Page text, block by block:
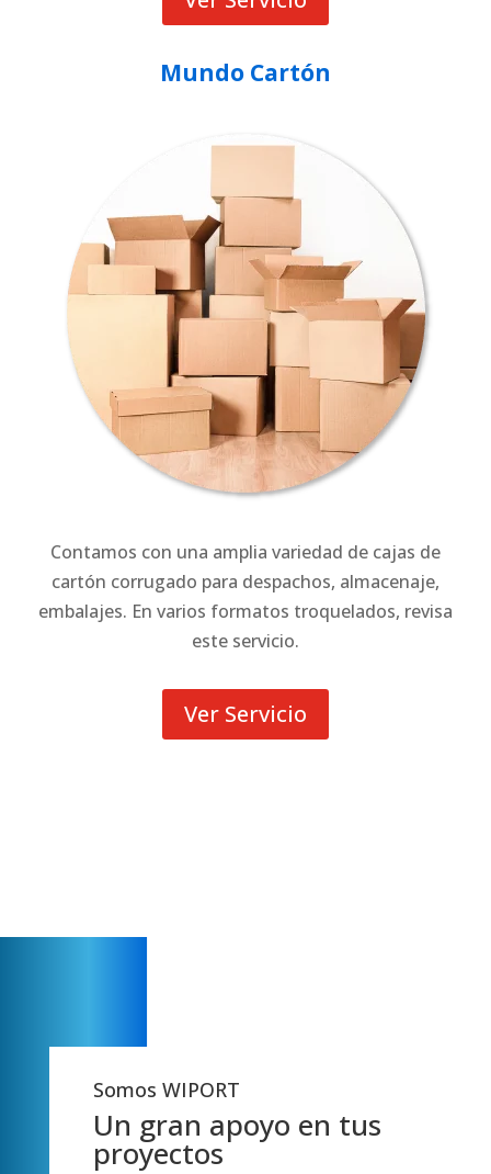
Mundo Cartón
Contamos con una amplia variedad de cajas de
cartón corrugado para despachos, almacenaje,
embalajes. En varios formatos troquelados, revisa
este servicio.
Ver Servicio
Somos WIPORT
Un gran apoyo en tus
proyectos